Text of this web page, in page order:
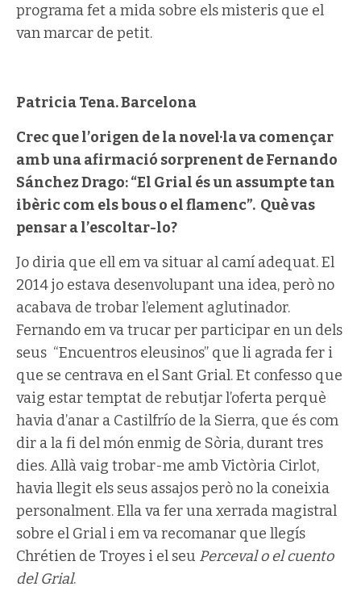
programa fet a mida sobre els misteris que el
van marcar de petit.
Patricia Tena. Barcelona
Crec que l’origen de la novel·la va començar
amb una afirmació sorprenent de Fernando
Sánchez Drago: “El Grial és un assumpte tan
ibèric com els bous o el flamenc”. Què vas
pensar a l’escoltar-lo?
Jo diria que ell em va situar al camí adequat. El
2014 jo estava desenvolupant una idea, però no
acabava de trobar l’element aglutinador.
Fernando em va trucar per participar en un dels
seus “Encuentros eleusinos” que li agrada fer i
que se centrava en el Sant Grial. Et confesso que
vaig estar temptat de rebutjar l’oferta perquè
havia d’anar a Castilfrío de la Sierra, que és com
dir a la fi del món enmig de Sòria, durant tres
dies. Allà vaig trobar-me amb Victòria Cirlot,
havia llegit els seus assajos però no la coneixia
personalment. Ella va fer una xerrada magistral
sobre el Grial i em va recomanar que llegís
Chrétien de Troyes i el seu Perceval o el cuento
del Grial.